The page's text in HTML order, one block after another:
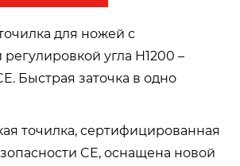
для ножей с
угла H1200 –
Быстрая заточка в одно
точилка, сертифицированная
CE, оснащена новой